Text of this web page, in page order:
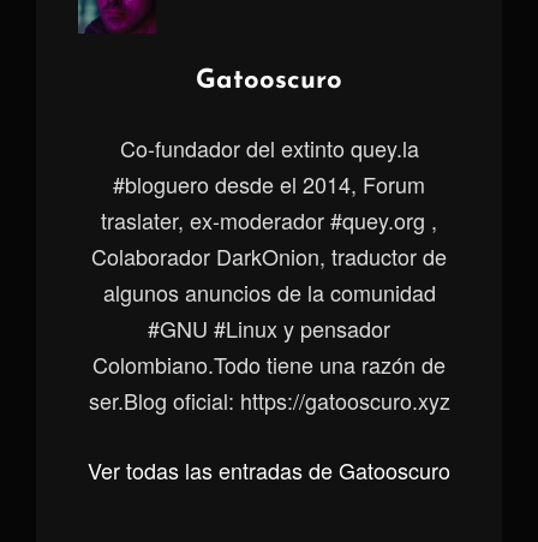
Autor:
Gatooscuro
Co-fundador del extinto quey.la
#bloguero desde el 2014, Forum
traslater, ex-moderador #quey.org ,
Colaborador DarkOnion, traductor de
algunos anuncios de la comunidad
#GNU #Linux y pensador
Colombiano.Todo tiene una razón de
ser.Blog oficial: https://gatooscuro.xyz
Ver todas las entradas de Gatooscuro